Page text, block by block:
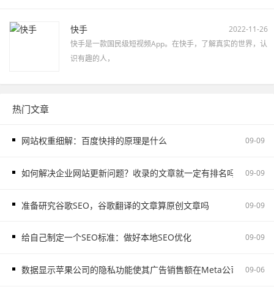
快手
2022-11-26
快手是一款国民级短视频App。在快手，了解真实的世界，认
识有趣的人，
热门文章
网站权重细解：百度快排的原理是什么 09-09
如何解决企业网站更新问题？收录的文章就一定有排名吗 09-09
准备研究谷歌SEO，谷歌翻译的文章算原创文章吗 09-09
给自己制定一个SEO标准：做好本地SEO优化 09-09
数据显示苹果公司的隐私功能使其广告销售额在Meta公司下降时
09-06